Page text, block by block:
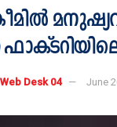
Desk 04 June